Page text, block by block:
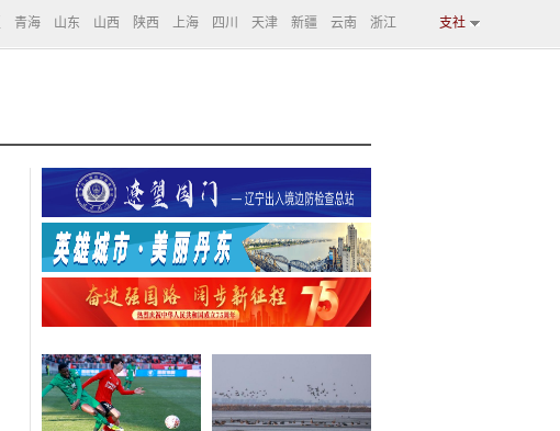
青海 山东 山西 陕西 上海 四川 天津 新疆 云南 浙江 支社